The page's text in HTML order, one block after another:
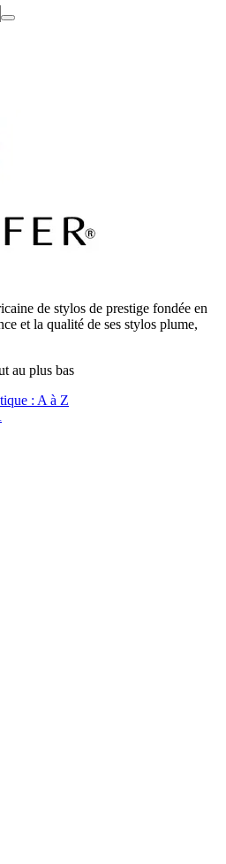
de stylos de prestige fondée en
et la qualité de ses stylos plume,
au plus bas
: A à Z